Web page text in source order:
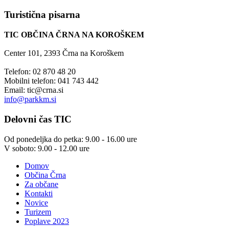
Turistična pisarna
TIC OBČINA ČRNA NA KOROŠKEM
Center 101, 2393 Črna na Koroškem
Telefon: 02 870 48 20
Mobilni telefon: 041 743 442
Email: tic@crna.si
info@parkkm.si
Delovni čas TIC
Od ponedeljka do petka: 9.00 - 16.00 ure
V soboto: 9.00 - 12.00 ure
Domov
Občina Črna
Za občane
Kontakti
Novice
Turizem
Poplave 2023